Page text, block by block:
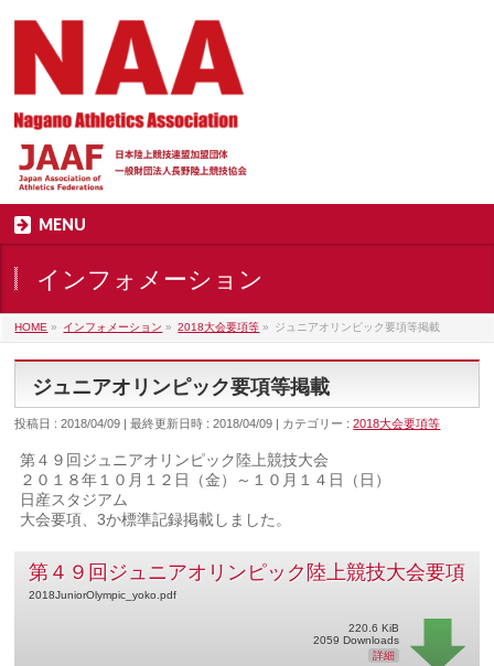
MENU
インフォメーション
HOME » インフォメーション » 2018大会要項等 » ジュニアオリンピック要項等掲載
ジュニアオリンピック要項等掲載
投稿日 : 2018/04/09 最終更新日時 : 2018/04/09 カテゴリー :2018大会要項等
第４９回ジュニアオリンピック陸上競技大会
２０１８年１０月１２日（金）～１０月１４日（日）
日産スタジアム
大会要項、3か標準記録掲載しました。
第４９回ジュニアオリンピック陸上競技大会要項
2018JuniorOlympic_yoko.pdf
220.6 KiB
2059 Downloads
詳細